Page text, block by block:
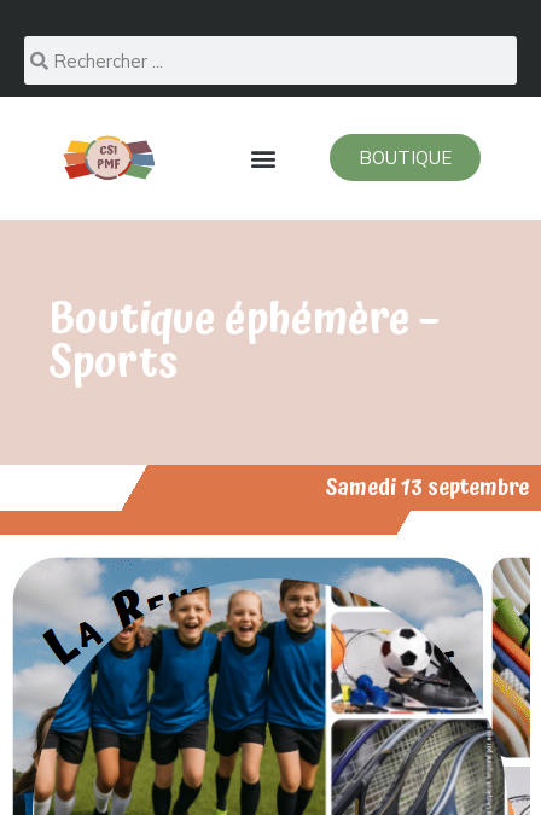
BOUTIQUE
Boutique éphémère –
Sports
Samedi 13 septembre